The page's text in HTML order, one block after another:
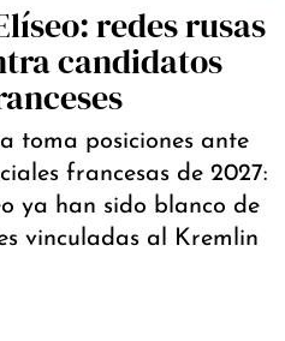
redes rusas
candidatos
toma posiciones ante
francesas de 2027:
ya han sido blanco de
vinculadas al Kremlin